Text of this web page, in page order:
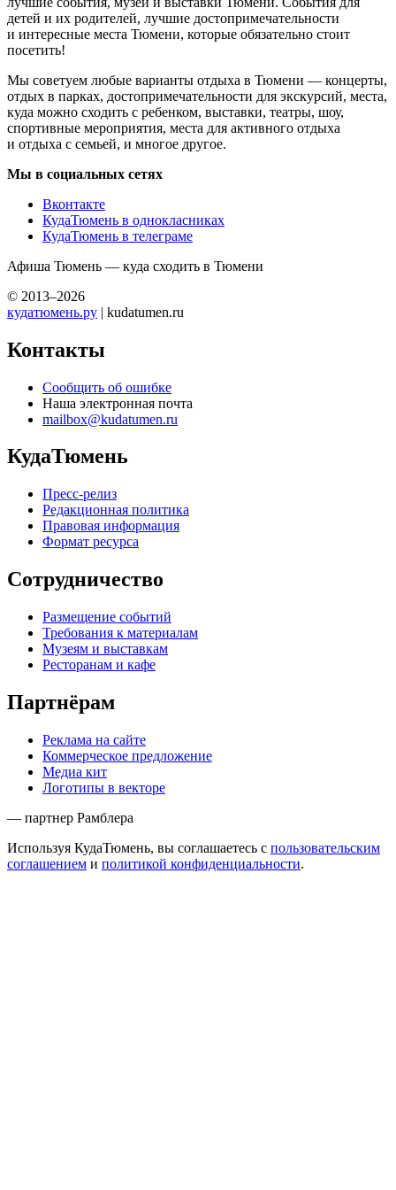
детей и их родителей, лучшие достопримечательности
и интересные места Тюмени, которые обязательно стоит
посетить!
Мы советуем любые варианты отдыха в Тюмени — концерты,
отдых в парках, достопримечательности для экскурсий, места,
куда можно сходить с ребенком, выставки, театры, шоу,
спортивные мероприятия, места для активного отдыха
и отдыха с семьей, и многое другое.
Мы в социальных сетях
Вконтакте
КудаТюмень в однокласниках
КудаТюмень в телеграме
Афиша Тюмень — куда сходить в Тюмени
© 2013–2026
кудатюмень.ру | kudatumen.ru
Контакты
Сообщить об ошибке
Наша электронная почта
mailbox@kudatumen.ru
КудаТюмень
Пресс-релиз
Редакционная политика
Правовая информация
Формат ресурса
Сотрудничество
Размещение событий
Требования к материалам
Музеям и выставкам
Ресторанам и кафе
Партнёрам
Реклама на сайте
Коммерческое предложение
Медиа кит
Логотипы в векторе
— партнер Рамблера
Используя КудаТюмень, вы соглашаетесь с пользовательским
соглашением и политикой конфиденциальности.